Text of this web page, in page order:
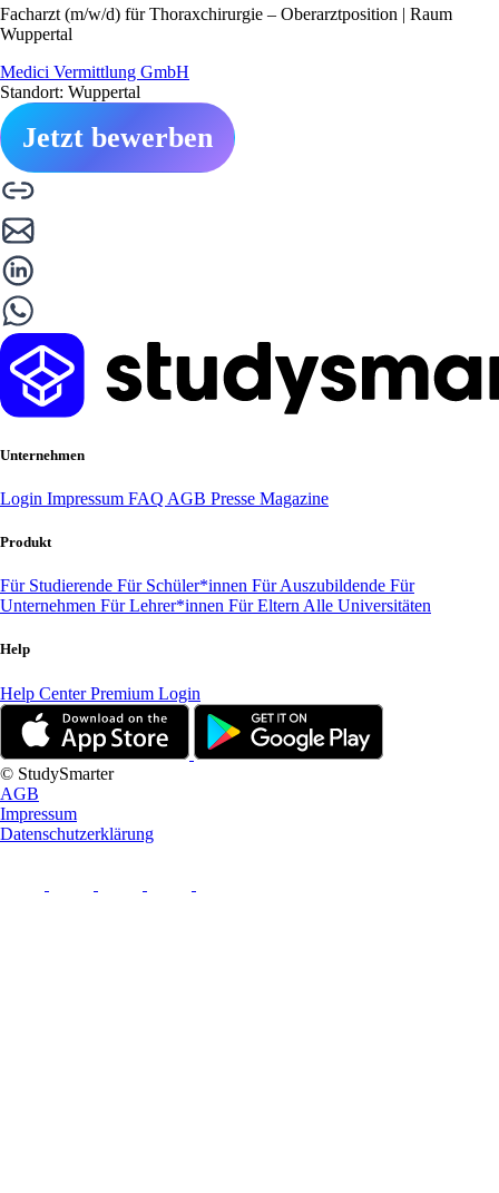
Facharzt (m/w/d) für Thoraxchirurgie – Oberarztposition | Raum
Wuppertal
Medici Vermittlung GmbH
Standort: Wuppertal
Jetzt bewerben
Unternehmen
Login Impressum FAQ AGB Presse Magazine
Produkt
Für Studierende Für Schüler*innen Für Auszubildende Für
Unternehmen Für Lehrer*innen Für Eltern Alle Universitäten
Help
Help CenterPremium Login
© StudySmarter
AGB
Impressum
Datenschutzerklärung